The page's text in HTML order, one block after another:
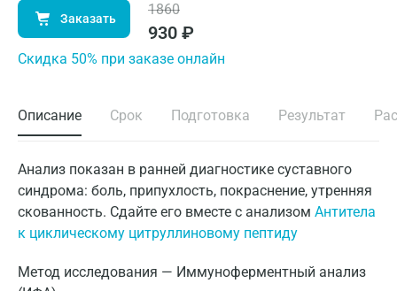
Заказать
1860
930 ₽
Cкидка 50% при заказе онлайн
Описание Срок Подготовка Результат
Анализ показан в ранней диагностике суставного
синдрома: боль, припухлость, покраснение, утренняя
скованность. Сдайте его вместе с анализом Антитела
к циклическому цитруллиновому пептиду
Метод исследования — Иммуноферментный анализ